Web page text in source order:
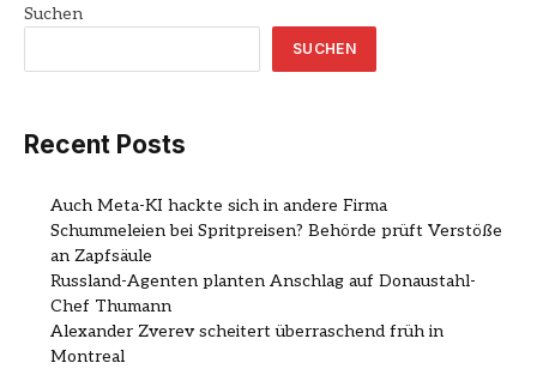
Suchen
SUCHEN
Recent Posts
Auch Meta-KI hackte sich in andere Firma
Schummeleien bei Spritpreisen? Behörde prüft Verstöße
an Zapfsäule
Russland-Agenten planten Anschlag auf Donaustahl-
Chef Thumann
Alexander Zverev scheitert überraschend früh in
Montreal